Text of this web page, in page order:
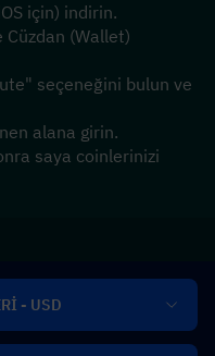
için) indirin.
Cüzdan (Wallet)
seçeneğini bulun ve
alana girin.
saya coinlerinizi
- USD